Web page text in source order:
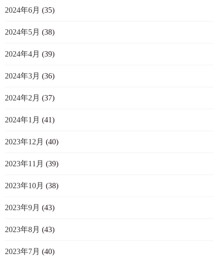
2024年6月 (35)
2024年5月 (38)
2024年4月 (39)
2024年3月 (36)
2024年2月 (37)
2024年1月 (41)
2023年12月 (40)
2023年11月 (39)
2023年10月 (38)
2023年9月 (43)
2023年8月 (43)
2023年7月 (40)